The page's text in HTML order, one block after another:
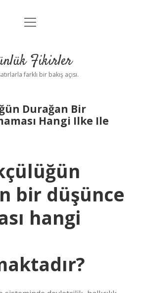
Anasayfa
Yasal Uyarı
menüyü
Fikirler
farklı bir bakış açısı.
Durağan Bir
Hangi Ilke Ile
bir düşünce
hangi